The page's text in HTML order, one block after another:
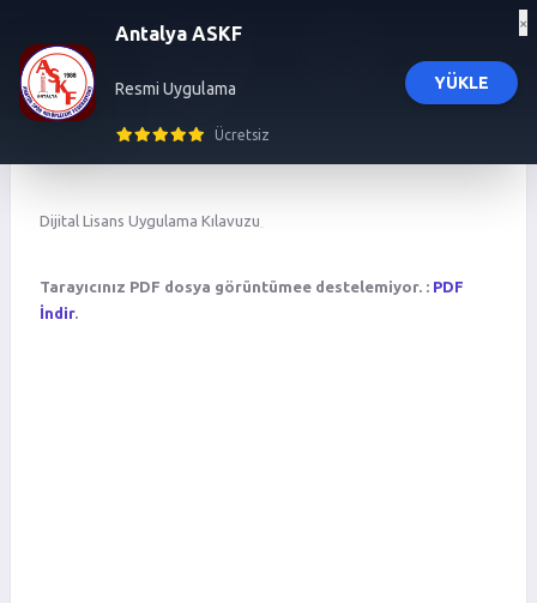
×
Antalya ASKF
Resmi Uygulama
Ücretsiz
YÜKLE
trendyol influencer başvuru
Dijital Lisans Uygulama Kılavuzu
Tarayıcınız PDF dosya görüntümee destelemiyor. : PDF
İndir.